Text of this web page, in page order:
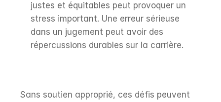
justes et équitables peut provoquer un
stress important. Une erreur sérieuse
dans un jugement peut avoir des
répercussions durables sur la carrière.
Sans soutien approprié, ces défis peuvent